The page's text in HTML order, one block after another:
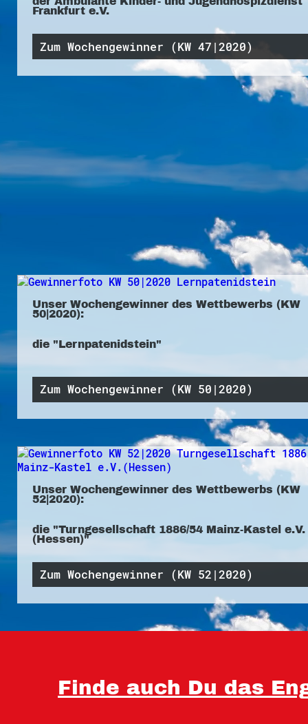
Frankfurt e.V.
Zum Wochengewinner (KW 47|2020)
Unser Wochengewinner des Wettbewerbs (KW
50|2020):
die "Lernpatenidstein"
Zum Wochengewinner (KW 50|2020)
Unser Wochengewinner des Wettbewerbs (KW
52|2020):
die "Turngesellschaft 1886/54 Mainz-Kastel e.V.
(Hessen)"
Zum Wochengewinner (KW 52|2020)
Finde auch Du das